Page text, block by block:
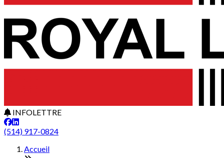
INFOLETTRE
(514) 917-0824
+ Accueil